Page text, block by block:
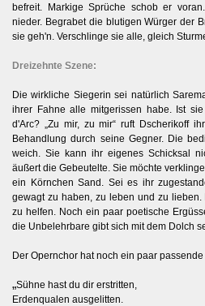
befreit. Markige Sprüche schob er
nieder. Begrabet die blutigen Würger der
sie geh'n. Verschlinge sie alle, gleich
Dreizehnte Szene:
Die wirkliche Siegerin sei natürlich
ihrer Fahne alle mitgerissen habe. Ist
d'Arc? „Zu mir, zu mir“ ruft Dscherikoff
Behandlung durch seine Gegner. Die
weich. Sie kann ihr eigenes Schicksal
äußert die Gebeutelte. Sie möchte
ein Körnchen Sand. Sei es ihr
gewagt zu haben, zu leben und zu
zu helfen. Noch ein paar poetische
die Unbelehrbare gibt sich mit dem Dolch
Der Opernchor hat noch ein paar
„Sühne hast du dir erstritten,
Erdenqualen ausgelitten.